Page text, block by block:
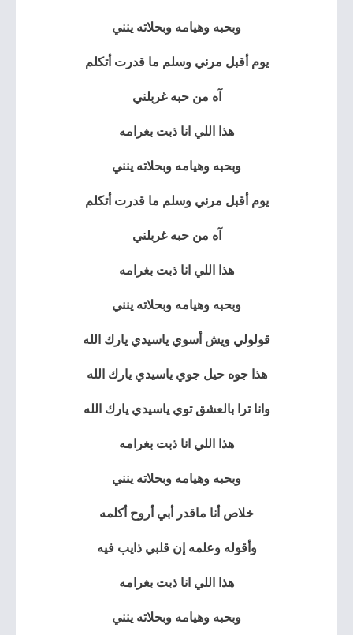
وبحبه وهيامه وبحلاته ينني
يوم أقبل مرني وسلم ما قدرت أتكلم
آه من حبه غربلني
هذا اللي انا ذبت بغرامه
وبحبه وهيامه وبحلاته ينني
يوم أقبل مرني وسلم ما قدرت أتكلم
آه من حبه غربلني
هذا اللي انا ذبت بغرامه
وبحبه وهيامه وبحلاته ينني
قولولي ويش أسوي ياسيدي يارك الله
هذا جوه حيل جوي ياسيدي يارك الله
وانا ترا بالعشق توي ياسيدي يارك الله
هذا اللي انا ذبت بغرامه
وبحبه وهيامه وبحلاته ينني
خلاص أنا ماقدر أبي أروح أكلمه
وأقوله وعلمه إن قلبي ذايب فيه
هذا اللي انا ذبت بغرامه
وبحبه وهيامه وبحلاته ينني